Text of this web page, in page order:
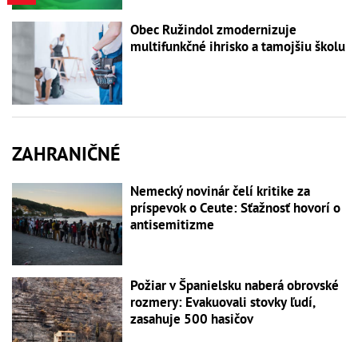
Obec Ružindol zmodernizuje
multifunkčné ihrisko a tamojšiu školu
ZAHRANIČNÉ
Nemecký novinár čelí kritike za
príspevok o Ceute: Sťažnosť hovorí o
antisemitizme
Požiar v Španielsku naberá obrovské
rozmery: Evakuovali stovky ľudí,
zasahuje 500 hasičov